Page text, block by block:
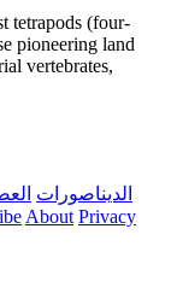
tetrapods (four-
pioneering land
vertebrates,
الديناصورات
About Privacy